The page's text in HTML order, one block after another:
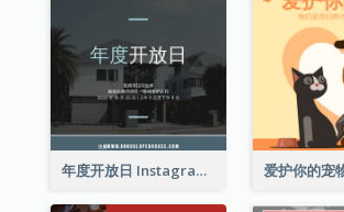
年度开放日 Instagram 帖子